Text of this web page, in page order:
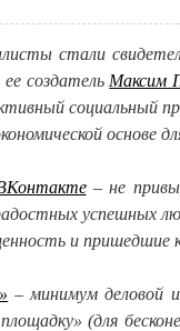
стали
создатель Максим
социальный
основе
– не
успешных
и пришедшие
– минимум деловой
(для